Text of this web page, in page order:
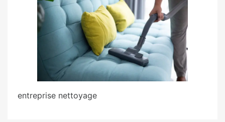
entreprise nettoyage